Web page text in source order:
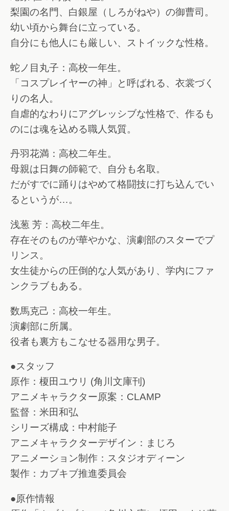
梨園の名門、白銀屋（しろがねや）の御曹司。
幼い頃から舞台に立っている。
自分にも他人にも厳しい、ストイックな性格。
蛇ノ目丸子：高校一年生。
「コスプレイヤーの神」と呼ばれる、衣裳づく
りの名人。
自虐的なわりにアグレッシブな性格で、作るも
のには魂を込める職人気質。
丹羽花満：高校二年生。
母親は日舞の師範で、自分も名取。
だがすでに踊りはやめて格闘技に打ち込んでい
るというが…。
浅葱 芳：高校二年生。
存在そのものが華やかな、演劇部のスターでプ
リンス。
女生徒からの圧倒的な人気があり、学内にファ
ンクラブもある。
数馬克己：高校一年生。
演劇部に所属。
役者も裏方もこなせる器用な男子。
●スタッフ
原作：榎田ユウリ (角川文庫刊)
アニメキャラクター原案：CLAMP
監督：米田和弘
シリーズ構成：中村能子
アニメキャラクターデザイン：まじろ
アニメーション制作：スタジオディーン
製作：カブキブ推進委員会
●原作情報